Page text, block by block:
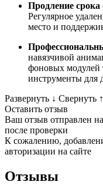
Продление
Регулярное
место и
навязчивой
фоновых модулей
инструменты для
Развернуть ↓ Свернуть ↑
Оставить отзыв
Ваш отзыв отправлен
после проверки
К сожалению,
авторизации на сайте
Отзывы